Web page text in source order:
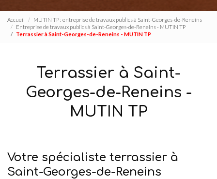
Accueil
MUTIN TP : entreprise de travaux publics à Saint-Georges-de-Reneins
Entreprise de travaux publics à Saint-Georges-de-Reneins - MUTIN TP
Terrassier à Saint-Georges-de-Reneins - MUTIN TP
Terrassier à Saint-
Georges-de-Reneins -
MUTIN TP
Votre spécialiste terrassier à
Saint-Georges-de-Reneins